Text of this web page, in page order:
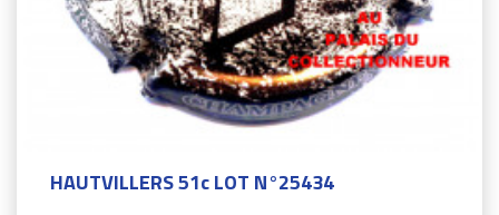
HAUTVILLERS 51c LOT N°25434